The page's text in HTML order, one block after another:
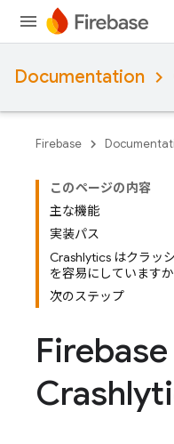
Documentation
Firebase
このページの内容
主な機能
実装パス
Crashlytics はクラッ
を容易にしています
次のステップ
Firebase